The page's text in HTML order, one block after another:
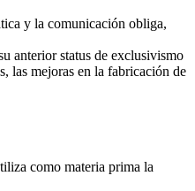
y la comunicación obliga,
anterior status de exclusivismo
las mejoras en la fabricación de
como materia prima la